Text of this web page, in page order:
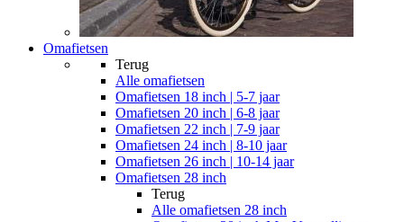
Omafietsen
Terug
Alle omafietsen
Omafietsen 18 inch | 5-7 jaar
Omafietsen 20 inch | 6-8 jaar
Omafietsen 22 inch | 7-9 jaar
Omafietsen 24 inch | 8-10 jaar
Omafietsen 26 inch | 10-14 jaar
Omafietsen 28 inch
Terug
Alle omafietsen 28 inch